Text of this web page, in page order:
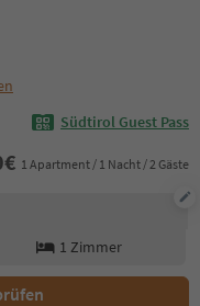
Südtirol Guest Pass
€ 1 Apartment / 1 Nacht / 2 Gäste
1 Zimmer